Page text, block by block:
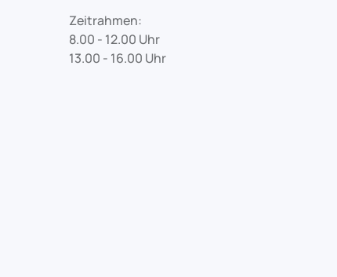
Zeitrahmen:
8.00 - 12.00 Uhr
13.00 - 16.00 Uhr